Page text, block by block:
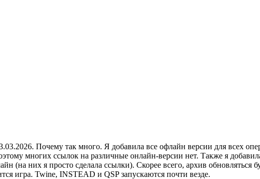
Почему так много. Я добавила все офлайн версии для всех
многих ссылок на различные онлайн-версии нет. Также я
(на них я просто сделала ссылки). Скорее всего, архив обновляться
игра. Twine, INSTEAD и QSP запускаются почти везде.